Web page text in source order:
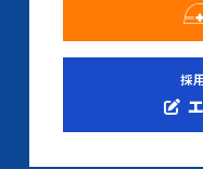
採